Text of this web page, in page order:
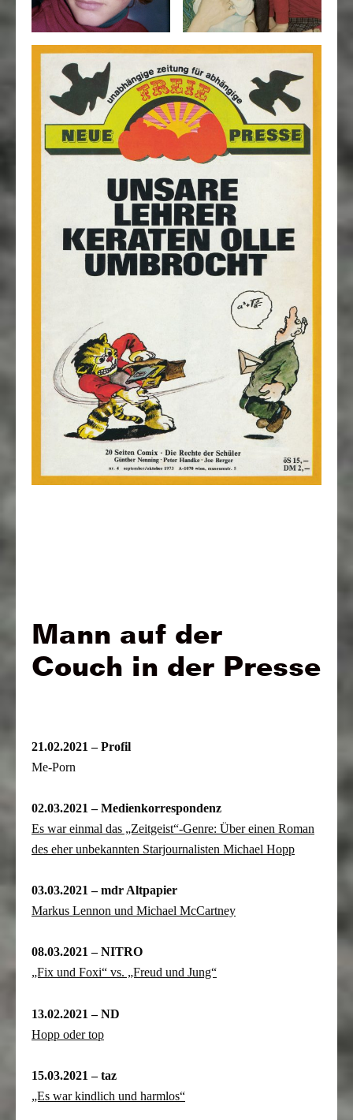
Mann auf der
Couch in der Presse
21.02.2021 – Profil
Me-Porn
02.03.2021 – Medienkorrespondenz
Es war einmal das „Zeitgeist“-Genre: Über einen Roman
des eher unbekannten Starjournalisten Michael Hopp
03.03.2021 – mdr Altpapier
Markus Lennon und Michael McCartney
08.03.2021 – NITRO
„Fix und Foxi“ vs. „Freud und Jung“
13.02.2021 – ND
Hopp oder top
15.03.2021 – taz
„Es war kindlich und harmlos“